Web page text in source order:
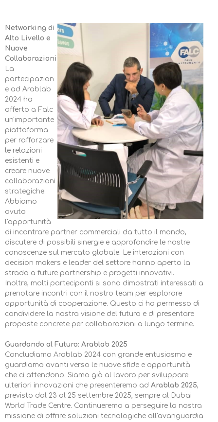
Networking di
Alto Livello e
Nuove
Collaborazioni
La
partecipazion
e ad Arablab
2024 ha
offerto a Falc
un'importante
piattaforma
per rafforzare
le relazioni
esistenti e
creare nuove
collaborazioni
strategiche.
Abbiamo
avuto
l'opportunità
di incontrare partner commerciali da tutto il mondo,
discutere di possibili sinergie e approfondire le nostre
conoscenze sul mercato globale. Le interazioni con
decision makers e leader del settore hanno aperto la
strada a future partnership e progetti innovativi.
Inoltre, molti partecipanti si sono dimostrati interessati a
prenotare incontri con il nostro team per esplorare
opportunità di cooperazione. Questo ci ha permesso di
condividere la nostra visione del futuro e di presentare
proposte concrete per collaborazioni a lungo termine.
Guardando al Futuro: Arablab 2025
Concludiamo Arablab 2024 con grande entusiasmo e
guardiamo avanti verso le nuove sfide e opportunità
che ci attendono. Siamo già al lavoro per sviluppare
ulteriori innovazioni che presenteremo ad Arablab 2025,
previsto dal 23 al 25 settembre 2025, sempre al Dubai
World Trade Centre. Continueremo a perseguire la nostra
missione di offrire soluzioni tecnologiche all'avanguardia